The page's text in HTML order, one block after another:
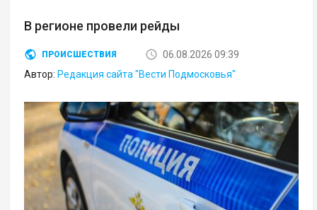
В регионе провели рейды
ПРОИСШЕСТВИЯ
06.08.2026 09:39
Автор: Редакция сайта "Вести Подмосковья"